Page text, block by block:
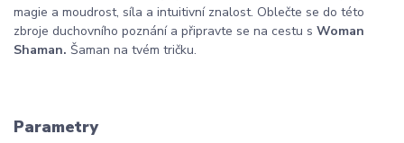
magie a moudrost, síla a intuitivní znalost. Oblečte se do této
zbroje duchovního poznání a připravte se na cestu s Woman
Shaman. Šaman na tvém tričku.
Parametry